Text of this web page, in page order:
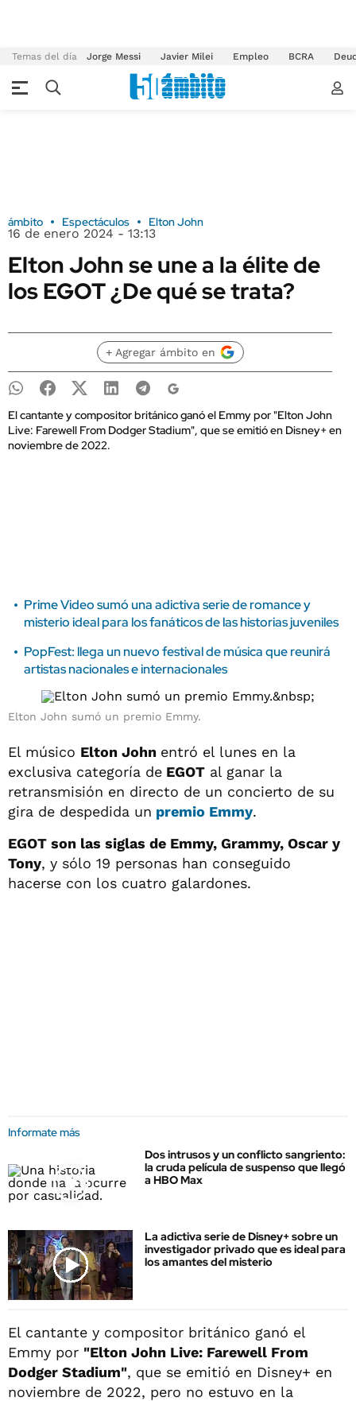
Temas del día Jorge Messi Javier Milei Empleo BCRA
ámbito Espectáculos Elton John
16 de enero 2024 - 13:13
Elton John se une a la élite de
los EGOT ¿De qué se trata?
+ Agregar ámbito en
El cantante y compositor británico ganó el Emmy por "Elton John
Live: Farewell From Dodger Stadium", que se emitió en Disney+ en
noviembre de 2022.
Prime Video sumó una adictiva serie de romance y
misterio ideal para los fanáticos de las historias juveniles
PopFest: llega un nuevo festival de música que reunirá
artistas nacionales e internacionales
Elton John sumó un premio Emmy.
El músico Elton John entró el lunes en la
exclusiva categoría de EGOT al ganar la
retransmisión en directo de un concierto de su
gira de despedida un premio Emmy.
EGOT son las siglas de Emmy, Grammy, Oscar y
Tony, y sólo 19 personas han conseguido
hacerse con los cuatro galardones.
Informate más
Dos intrusos y un conflicto sangriento:
la cruda película de suspenso que llegó
a HBO Max
La adictiva serie de Disney+ sobre un
investigador privado que es ideal para
los amantes del misterio
El cantante y compositor británico ganó el
Emmy por "Elton John Live: Farewell From
Dodger Stadium", que se emitió en Disney+ en
noviembre de 2022, pero no estuvo en la